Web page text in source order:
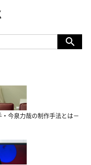
今泉力哉の制作手法とは－